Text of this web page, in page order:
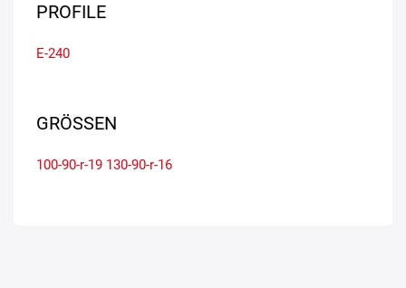
PROFILE
E-240
GRÖSSEN
100-90-r-19 130-90-r-16